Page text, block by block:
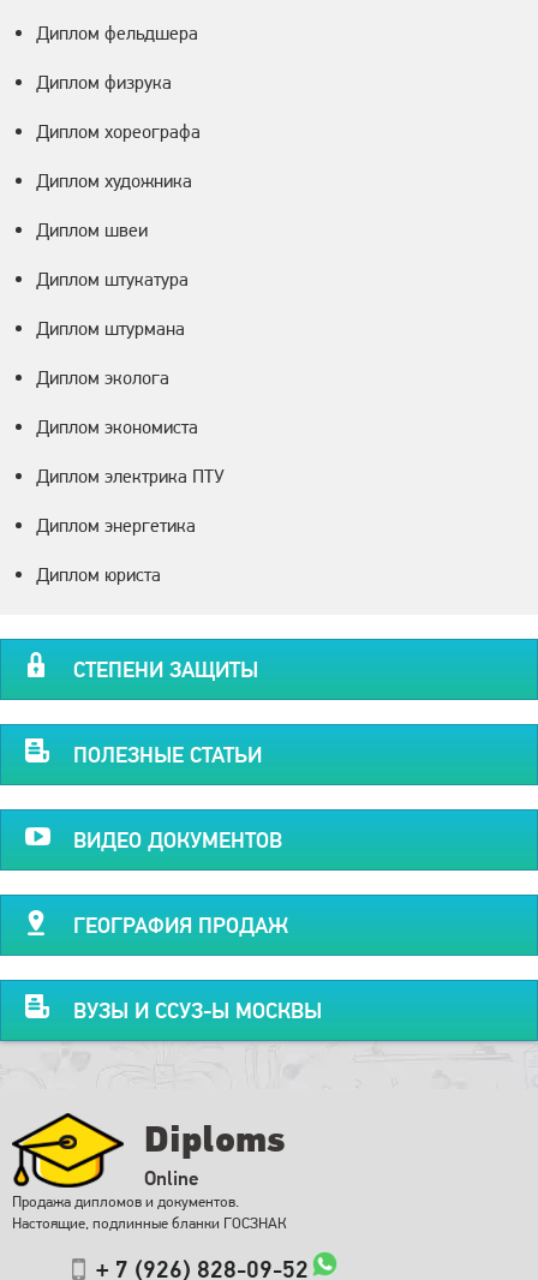
Диплом фельдшера
Диплом физрука
Диплом хореографа
Диплом художника
Диплом швеи
Диплом штукатура
Диплом штурмана
Диплом эколога
Диплом экономиста
Диплом электрика ПТУ
Диплом энергетика
Диплом юриста
СТЕПЕНИ ЗАЩИТЫ
ПОЛЕЗНЫЕ СТАТЬИ
ВИДЕО ДОКУМЕНТОВ
ГЕОГРАФИЯ ПРОДАЖ
ВУЗЫ И ССУЗ-Ы МОСКВЫ
Diploms
Online
Продажа дипломов и документов.
Настоящие, подлинные бланки ГОСЗНАК
+ 7 (926) 828-09-52